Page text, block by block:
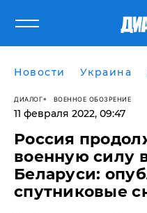
Новости Украина
ДИАЛОГ ВОЕННОЕ ОБОЗРЕНИЕ
11 февраля 2022, 09:47
​Россия
военную силу
Беларуси:
спутниковые